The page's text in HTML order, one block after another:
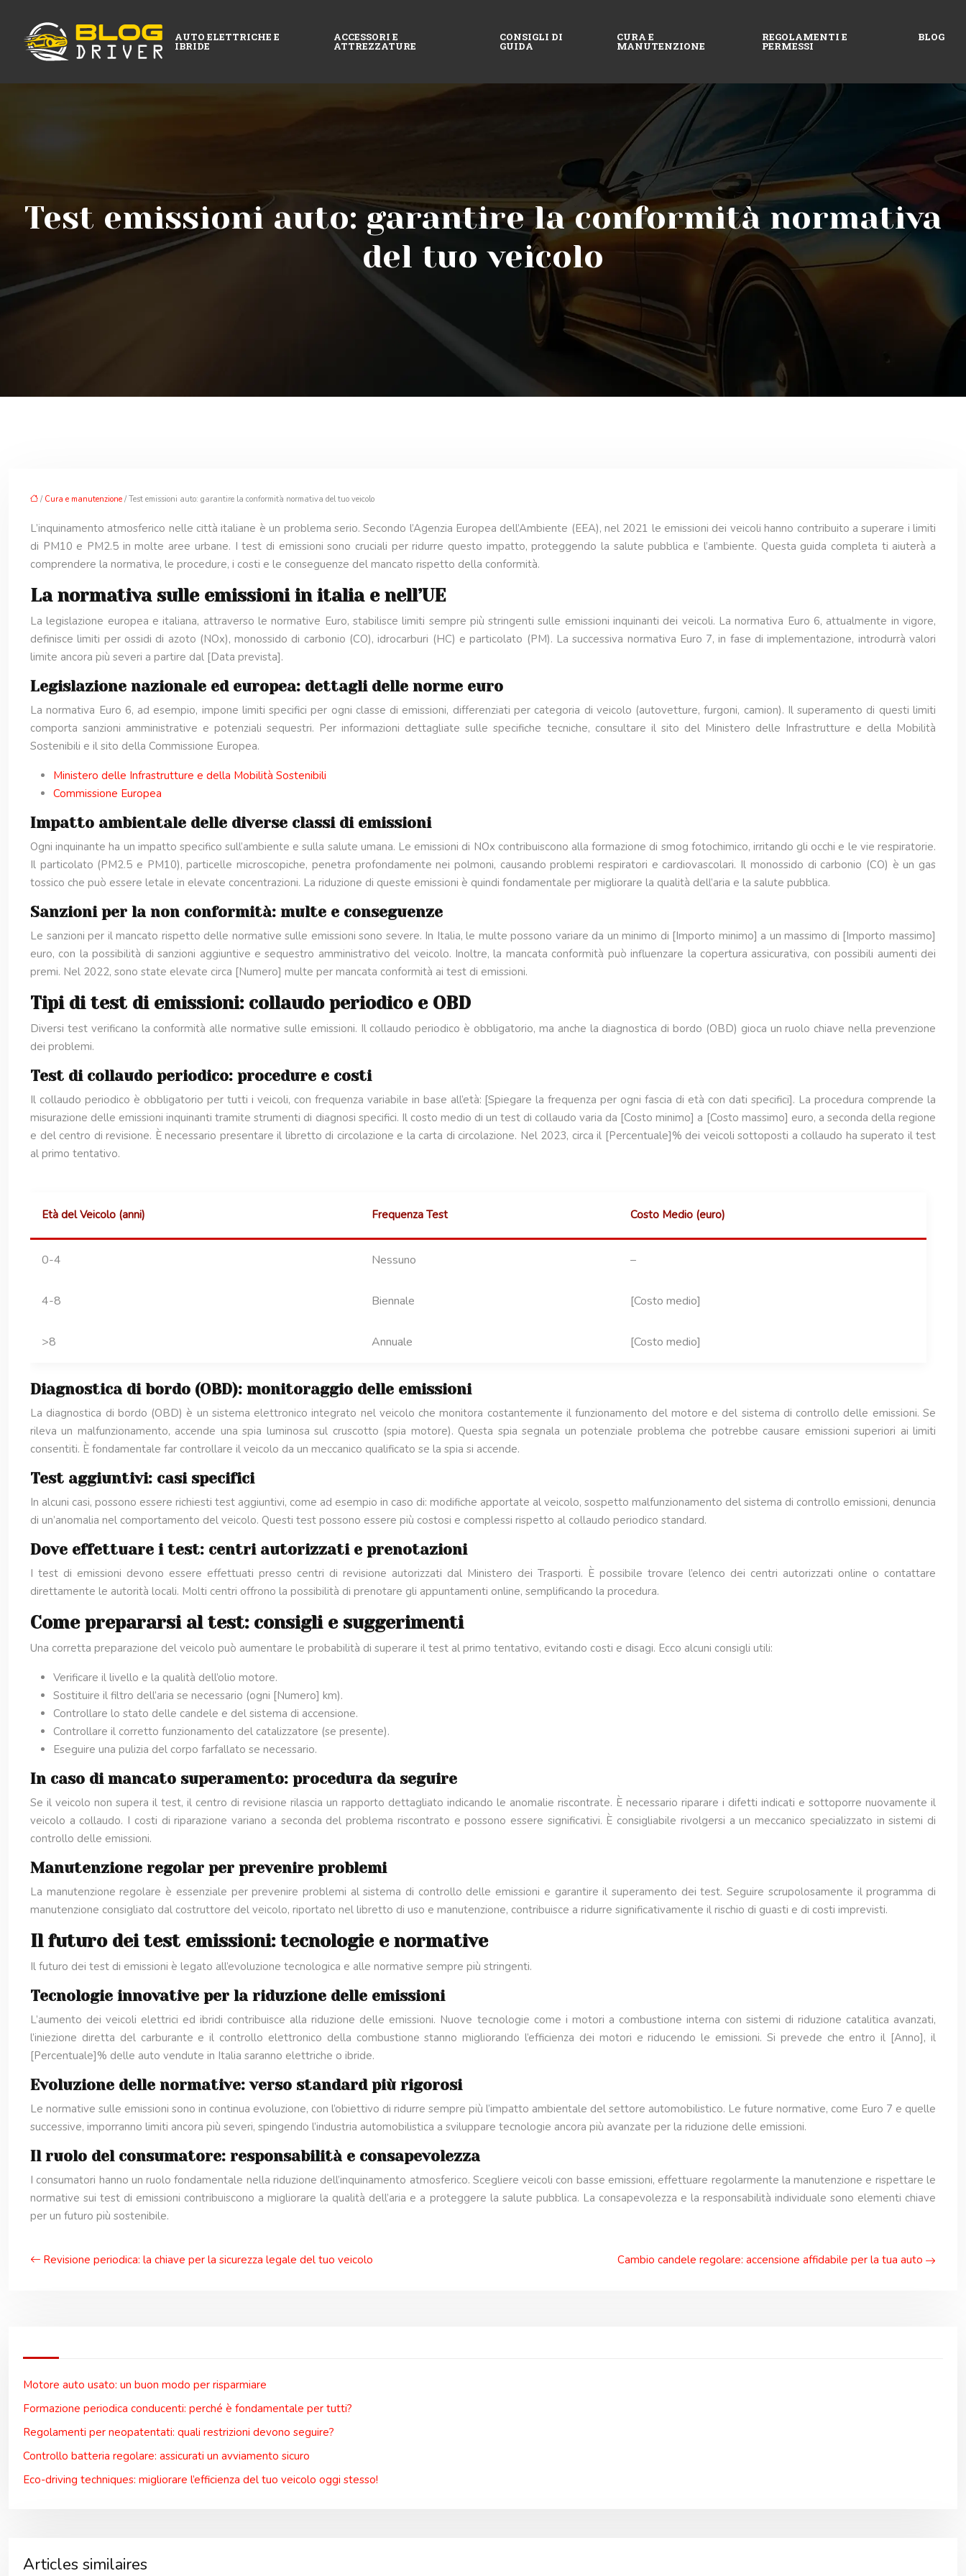
AUTO ELETTRICHE E
IBRIDE
ACCESSORI E
ATTREZZATURE
CONSIGLI DI
GUIDA
CURA E
MANUTENZIONE
REGOLAMENTI E
PERMESSI
BLOG
Test emissioni auto: garantire la conformità normativa
del tuo veicolo
/ Cura e manutenzione / Test emissioni auto: garantire la conformità normativa del tuo veicolo
L’inquinamento atmosferico nelle città italiane è un problema serio. Secondo l’Agenzia Europea dell’Ambiente (EEA), nel 2021 le emissioni dei veicoli hanno contribuito a superare i limiti
di PM10 e PM2.5 in molte aree urbane. I test di emissioni sono cruciali per ridurre questo impatto, proteggendo la salute pubblica e l’ambiente. Questa guida completa ti aiuterà a
comprendere la normativa, le procedure, i costi e le conseguenze del mancato rispetto della conformità.
La normativa sulle emissioni in italia e nell’UE
La legislazione europea e italiana, attraverso le normative Euro, stabilisce limiti sempre più stringenti sulle emissioni inquinanti dei veicoli. La normativa Euro 6, attualmente in vigore,
definisce limiti per ossidi di azoto (NOx), monossido di carbonio (CO), idrocarburi (HC) e particolato (PM). La successiva normativa Euro 7, in fase di implementazione, introdurrà valori
limite ancora più severi a partire dal [Data prevista].
Legislazione nazionale ed europea: dettagli delle norme euro
La normativa Euro 6, ad esempio, impone limiti specifici per ogni classe di emissioni, differenziati per categoria di veicolo (autovetture, furgoni, camion). Il superamento di questi limiti
comporta sanzioni amministrative e potenziali sequestri. Per informazioni dettagliate sulle specifiche tecniche, consultare il sito del Ministero delle Infrastrutture e della Mobilità
Sostenibili e il sito della Commissione Europea.
Ministero delle Infrastrutture e della Mobilità Sostenibili
Commissione Europea
Impatto ambientale delle diverse classi di emissioni
Ogni inquinante ha un impatto specifico sull’ambiente e sulla salute umana. Le emissioni di NOx contribuiscono alla formazione di smog fotochimico, irritando gli occhi e le vie respiratorie.
Il particolato (PM2.5 e PM10), particelle microscopiche, penetra profondamente nei polmoni, causando problemi respiratori e cardiovascolari. Il monossido di carbonio (CO) è un gas
tossico che può essere letale in elevate concentrazioni. La riduzione di queste emissioni è quindi fondamentale per migliorare la qualità dell’aria e la salute pubblica.
Sanzioni per la non conformità: multe e conseguenze
Le sanzioni per il mancato rispetto delle normative sulle emissioni sono severe. In Italia, le multe possono variare da un minimo di [Importo minimo] a un massimo di [Importo massimo]
euro, con la possibilità di sanzioni aggiuntive e sequestro amministrativo del veicolo. Inoltre, la mancata conformità può influenzare la copertura assicurativa, con possibili aumenti dei
premi. Nel 2022, sono state elevate circa [Numero] multe per mancata conformità ai test di emissioni.
Tipi di test di emissioni: collaudo periodico e OBD
Diversi test verificano la conformità alle normative sulle emissioni. Il collaudo periodico è obbligatorio, ma anche la diagnostica di bordo (OBD) gioca un ruolo chiave nella prevenzione
dei problemi.
Test di collaudo periodico: procedure e costi
Il collaudo periodico è obbligatorio per tutti i veicoli, con frequenza variabile in base all’età: [Spiegare la frequenza per ogni fascia di età con dati specifici]. La procedura comprende la
misurazione delle emissioni inquinanti tramite strumenti di diagnosi specifici. Il costo medio di un test di collaudo varia da [Costo minimo] a [Costo massimo] euro, a seconda della regione
e del centro di revisione. È necessario presentare il libretto di circolazione e la carta di circolazione. Nel 2023, circa il [Percentuale]% dei veicoli sottoposti a collaudo ha superato il test
al primo tentativo.
Età del Veicolo (anni) Frequenza Test Costo Medio (euro)
0-4 Nessuno –
4-8 Biennale [Costo medio]
>8 Annuale [Costo medio]
Diagnostica di bordo (OBD): monitoraggio delle emissioni
La diagnostica di bordo (OBD) è un sistema elettronico integrato nel veicolo che monitora costantemente il funzionamento del motore e del sistema di controllo delle emissioni. Se
rileva un malfunzionamento, accende una spia luminosa sul cruscotto (spia motore). Questa spia segnala un potenziale problema che potrebbe causare emissioni superiori ai limiti
consentiti. È fondamentale far controllare il veicolo da un meccanico qualificato se la spia si accende.
Test aggiuntivi: casi specifici
In alcuni casi, possono essere richiesti test aggiuntivi, come ad esempio in caso di: modifiche apportate al veicolo, sospetto malfunzionamento del sistema di controllo emissioni, denuncia
di un’anomalia nel comportamento del veicolo. Questi test possono essere più costosi e complessi rispetto al collaudo periodico standard.
Dove effettuare i test: centri autorizzati e prenotazioni
I test di emissioni devono essere effettuati presso centri di revisione autorizzati dal Ministero dei Trasporti. È possibile trovare l’elenco dei centri autorizzati online o contattare
direttamente le autorità locali. Molti centri offrono la possibilità di prenotare gli appuntamenti online, semplificando la procedura.
Come prepararsi al test: consigli e suggerimenti
Una corretta preparazione del veicolo può aumentare le probabilità di superare il test al primo tentativo, evitando costi e disagi. Ecco alcuni consigli utili:
Verificare il livello e la qualità dell’olio motore.
Sostituire il filtro dell’aria se necessario (ogni [Numero] km).
Controllare lo stato delle candele e del sistema di accensione.
Controllare il corretto funzionamento del catalizzatore (se presente).
Eseguire una pulizia del corpo farfallato se necessario.
In caso di mancato superamento: procedura da seguire
Se il veicolo non supera il test, il centro di revisione rilascia un rapporto dettagliato indicando le anomalie riscontrate. È necessario riparare i difetti indicati e sottoporre nuovamente il
veicolo a collaudo. I costi di riparazione variano a seconda del problema riscontrato e possono essere significativi. È consigliabile rivolgersi a un meccanico specializzato in sistemi di
controllo delle emissioni.
Manutenzione regolar per prevenire problemi
La manutenzione regolare è essenziale per prevenire problemi al sistema di controllo delle emissioni e garantire il superamento dei test. Seguire scrupolosamente il programma di
manutenzione consigliato dal costruttore del veicolo, riportato nel libretto di uso e manutenzione, contribuisce a ridurre significativamente il rischio di guasti e di costi imprevisti.
Il futuro dei test emissioni: tecnologie e normative
Il futuro dei test di emissioni è legato all’evoluzione tecnologica e alle normative sempre più stringenti.
Tecnologie innovative per la riduzione delle emissioni
L’aumento dei veicoli elettrici ed ibridi contribuisce alla riduzione delle emissioni. Nuove tecnologie come i motori a combustione interna con sistemi di riduzione catalitica avanzati,
l’iniezione diretta del carburante e il controllo elettronico della combustione stanno migliorando l’efficienza dei motori e riducendo le emissioni. Si prevede che entro il [Anno], il
[Percentuale]% delle auto vendute in Italia saranno elettriche o ibride.
Evoluzione delle normative: verso standard più rigorosi
Le normative sulle emissioni sono in continua evoluzione, con l’obiettivo di ridurre sempre più l’impatto ambientale del settore automobilistico. Le future normative, come Euro 7 e quelle
successive, imporranno limiti ancora più severi, spingendo l’industria automobilistica a sviluppare tecnologie ancora più avanzate per la riduzione delle emissioni.
Il ruolo del consumatore: responsabilità e consapevolezza
I consumatori hanno un ruolo fondamentale nella riduzione dell’inquinamento atmosferico. Scegliere veicoli con basse emissioni, effettuare regolarmente la manutenzione e rispettare le
normative sui test di emissioni contribuiscono a migliorare la qualità dell’aria e a proteggere la salute pubblica. La consapevolezza e la responsabilità individuale sono elementi chiave
per un futuro più sostenibile.
Revisione periodica: la chiave per la sicurezza legale del tuo veicolo Cambio candele regolare: accensione affidabile per la tua auto
Motore auto usato: un buon modo per risparmiare
Formazione periodica conducenti: perché è fondamentale per tutti?
Regolamenti per neopatentati: quali restrizioni devono seguire?
Controllo batteria regolare: assicurati un avviamento sicuro
Eco-driving techniques: migliorare l’efficienza del tuo veicolo oggi stesso!
Articles similaires